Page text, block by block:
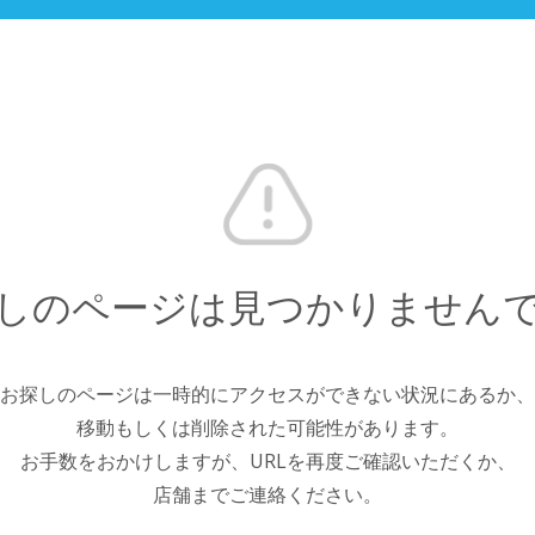
のページは見つかりません
お探しのページは一時的にアクセスができない状況にあるか、
移動もしくは削除された可能性があります。
お手数をおかけしますが、URLを再度ご確認いただくか、
店舗までご連絡ください。